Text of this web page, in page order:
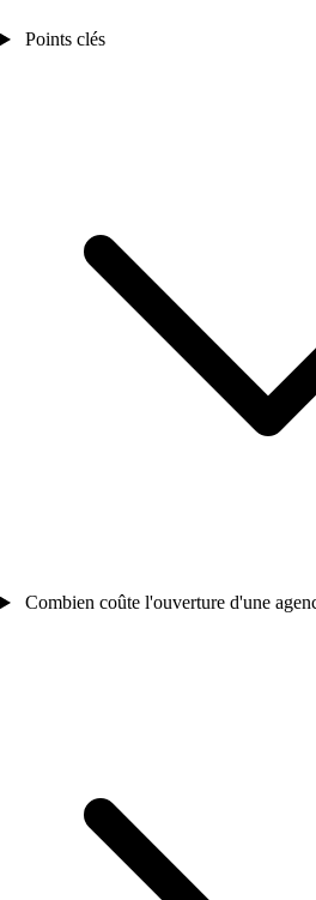
Points clés
Combien coûte l'ouverture d'une